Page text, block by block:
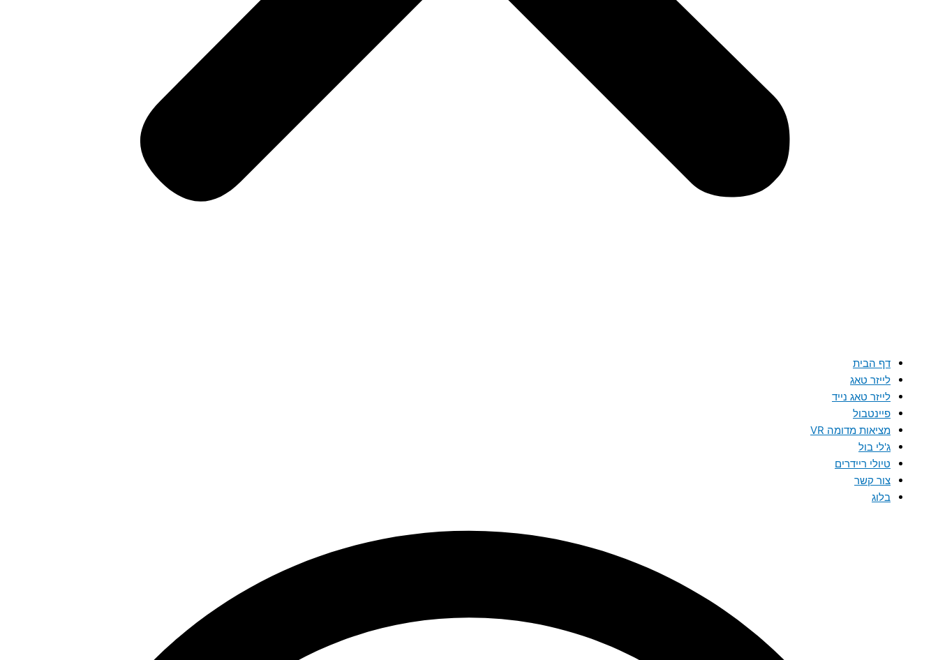
דף הבית
לייזר טאג
לייזר טאג נייד
פיינטבול
מציאות מדומה VR
ג'לי בול
טיולי ריידרים
צור קשר
בלוג